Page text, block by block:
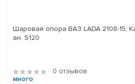
Шаровая опора ВАЗ LADA 2108-15,
ан. S120
0 отзывов
много